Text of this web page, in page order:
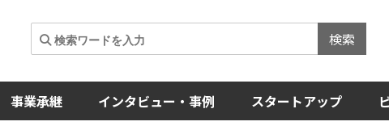
検索
事業承継 インタビュー・事例 スタートアップ